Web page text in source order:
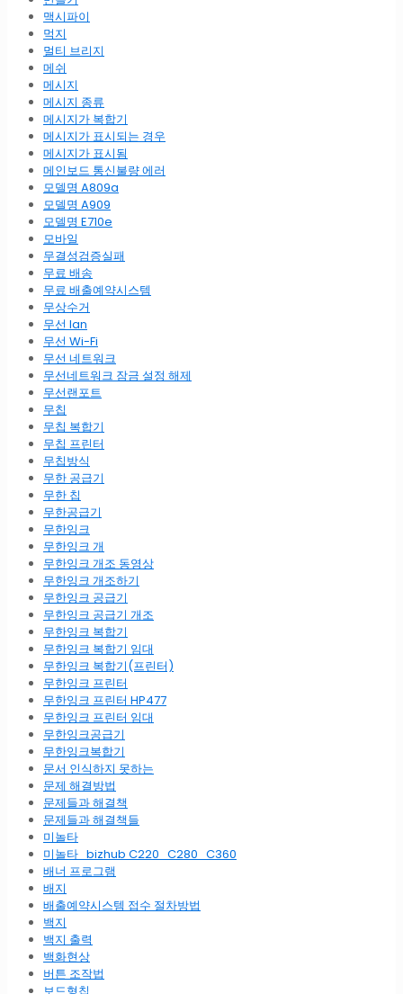
맥시파이
먹지
멀티 브리지
메쉬
메시지
메시지 종류
메시지가 복합기
메시지가 표시되는 경우
메시지가 표시됨
메인보드 통신불량 에러
모델명 A809a
모델명 A909
모델명 E710e
모바일
무결성검증실패
무료 배송
무료 배출예약시스템
무상수거
무선 lan
무선 Wi-Fi
무선 네트워크
무선네트워크 잠금 설정 해제
무선랜포트
무칩
무칩 복합기
무칩 프린터
무칩방식
무한 공급기
무한 칩
무한공급기
무한잉크
무한잉크 개
무한잉크 개조 동영상
무한잉크 개조하기
무한잉크 공급기
무한잉크 공급기 개조
무한잉크 복합기
무한잉크 복합기 임대
무한잉크 복합기(프린터)
무한잉크 프린터
무한잉크 프린터 HP477
무한잉크 프린터 임대
무한잉크공급기
무한잉크복합기
문서 인식하지 못하는
문제 해결방법
문제들과 해결책
문제들과 해결책들
미놀타
미놀타_bizhub C220_C280_C360
배너 프로그램
배지
배출예약시스템 접수 절차방법
백지
백지 출력
백화현상
버튼 조작법